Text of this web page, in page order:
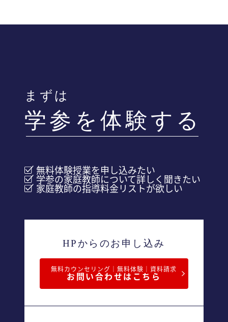
ています。
せて講師を変更することができます。コ
まずは
学参を体験する
無料体験授業を申し込みたい
学参の家庭教師について詳しく聞きたい
家庭教師の指導料金リストが欲しい
HPからのお申し込み
無料カウンセリング｜無料体験｜資料請求
お問い合わせはこちら